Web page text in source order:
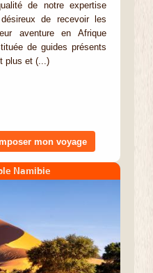
de notre expertise
de recevoir les
aventure en Afrique
de guides présents
plus et (...)
mon voyage
Namibie